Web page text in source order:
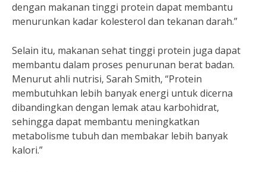
dengan makanan tinggi protein dapat membantu
menurunkan kadar kolesterol dan tekanan darah.”
Selain itu, makanan sehat tinggi protein juga dapat
membantu dalam proses penurunan berat badan.
Menurut ahli nutrisi, Sarah Smith, “Protein
membutuhkan lebih banyak energi untuk dicerna
dibandingkan dengan lemak atau karbohidrat,
sehingga dapat membantu meningkatkan
metabolisme tubuh dan membakar lebih banyak
kalori.”